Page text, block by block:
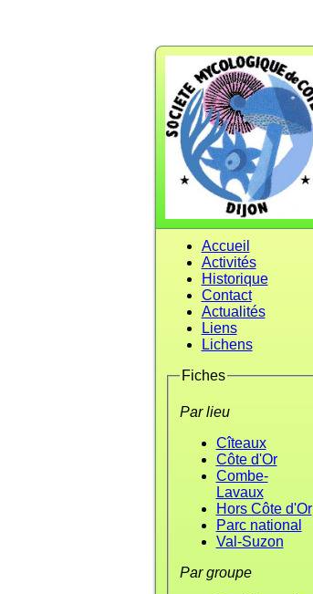
Accueil
Activités
Historique
Contact
Actualités
Liens
Lichens
Fiches
Par lieu
Cîteaux
Côte d'Or
Combe-
Lavaux
Hors Côte d'Or
Parc national
Val-Suzon
Par groupe